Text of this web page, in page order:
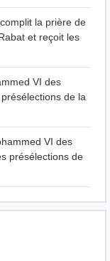
la prière de
et reçoit les
VI des
de la
VI des
présélections de